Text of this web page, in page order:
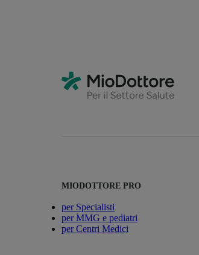
MIODOTTORE PRO
per Specialisti
per MMG e pediatri
per Centri Medici